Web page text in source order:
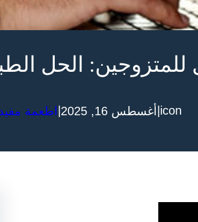
الحل
icon أغسطس 16, 2025 اطعمة